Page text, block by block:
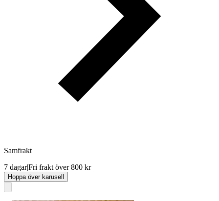
Samfrakt
7 dagar|Fri frakt över 800 kr
Hoppa över karusell